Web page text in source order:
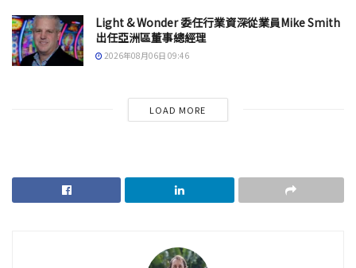
Light & Wonder 委任行業資深從業員Mike Smith
出任亞洲區董事總經理
2026年08月06日 09:46
LOAD MORE